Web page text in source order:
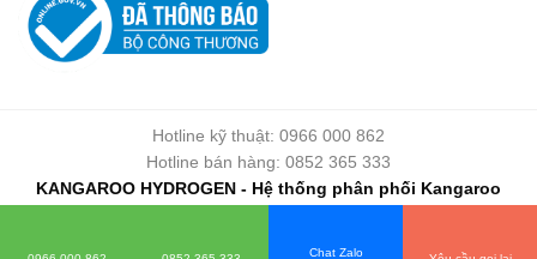
Hotline kỹ thuật: 0966 000 862
Hotline bán hàng: 0852 365 333
KANGAROO HYDROGEN - Hệ thống phân phối Kangaroo
Chat Zalo